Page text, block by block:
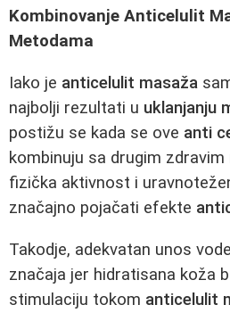
Kombinovanje Anticelulit
Metodama
Iako je anticelulit masaža
najbolji rezultati u uklanjanju
postižu se kada se ove anti
kombinuju sa drugim zdravim
fizička aktivnost i
značajno pojačati efekte
Takodje, adekvatan unos
značaja jer hidratisana koža
stimulaciju tokom anticelulit